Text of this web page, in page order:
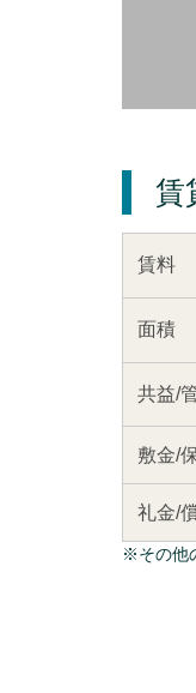
賃
賃料
面積
共益/
敷金/
礼金/
※その他